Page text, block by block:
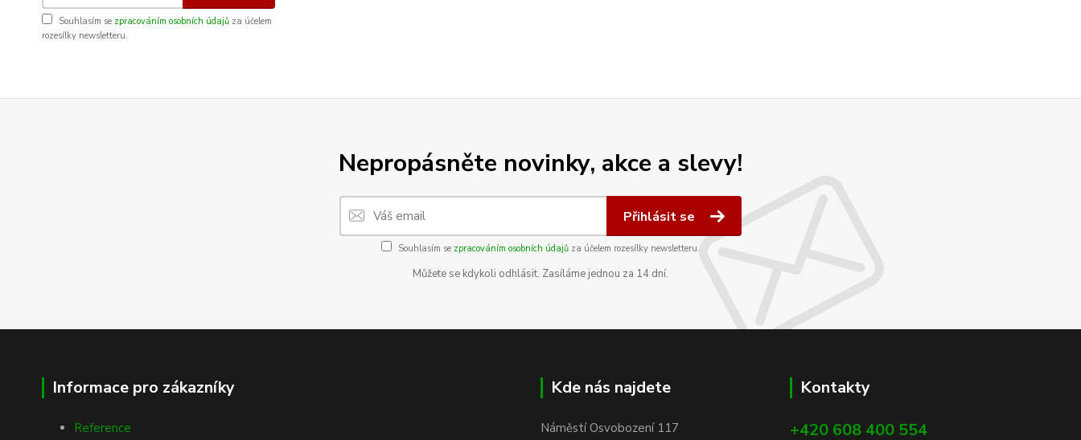
Souhlasím se zpracováním osobních údajů za účelem
rozesílky newsletteru.
Nepropásněte novinky, akce a slevy!
Přihlásit se
Souhlasím se zpracováním osobních údajů za účelem rozesílky newsletteru.
Můžete se kdykoli odhlásit. Zasíláme jednou za 14 dní.
Informace pro zákazníky
Reference
Kde nás najdete
Náměstí Osvobození 117
Kontakty
+420 608 400 554